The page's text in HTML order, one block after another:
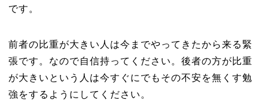
です。
前者の比重が大きい人は今までやってきたから来る緊
張です。なので自信持ってください。後者の方が比重
が大きいという人は今すぐにでもその不安を無くす勉
強をするようにしてください。